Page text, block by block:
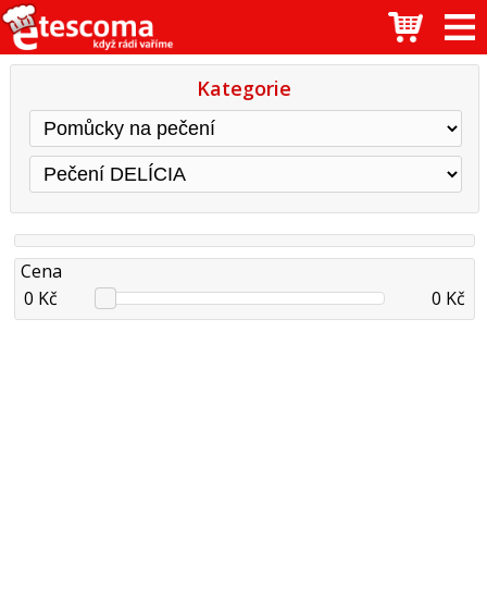
Kategorie
Cena
0 Kč
0 Kč